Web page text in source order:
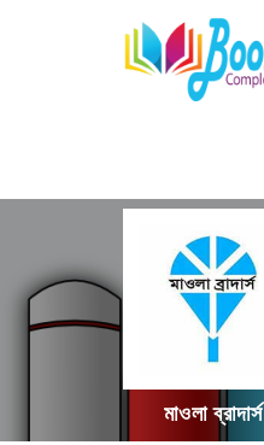
মাওলা ব্রাদার্স